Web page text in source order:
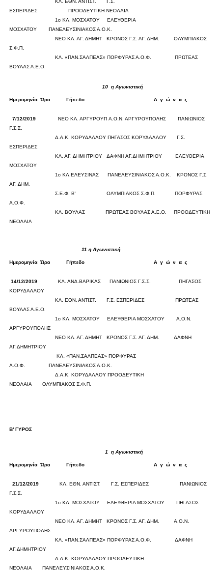
ΚΛ. ΕΘΝ. ΑΝΤΙΣΤ.
Γ.Σ.
ΕΣΠΕΡΙΔΕΣ
ΠΡΟΟΔΕΥΤΙΚΗ ΝΕΟΛΑΙΑ
1ο ΚΛ. ΜΟΣΧΑΤΟΥ
ΕΛΕΥΘΕΡΙΑ
ΜΟΣΧΑΤΟΥ
ΠΑΝΕΛΕΥΣΙΝΙΑΚΟΣ Α.Ο.Κ.
ΝΕΟ ΚΛ. ΑΓ. ΔΗΜΗΤ
ΚΡΟΝΟΣ Γ.Σ. ΑΓ. ΔΗΜ.
ΟΛΥΜΠΙΑΚΟΣ
Σ.Φ.Π.
ΚΛ. «ΠΑΝ.ΣΑΛΠΕΑΣ» ΠΟΡΦΥΡΑΣ Α.Ο.Φ.
ΠΡΩΤΕΑΣ
ΒΟΥΛΑΣ Α.Ε.Ο.
10 η Αγωνιστική
Ημερομηνία Ώρα Γήπεδο Α γ ώ ν α ς
7/12/2019
ΝΕΟ ΚΛ. ΑΡΓΥΡΟΥΠ Α.Ο.Ν. ΑΡΓΥΡΟΥΠΟΛΗΣ
ΠΑΝΙΩΝΙΟΣ
Γ.Σ.Σ.
Δ.Α.Κ. ΚΟΡΥΔΑΛΛΟΥ ΠΗΓΑΣΟΣ ΚΟΡΥΔΑΛΛΟΥ
Γ.Σ.
ΕΣΠΕΡΙΔΕΣ
ΚΛ. ΑΓ. ΔΗΜΗΤΡΙΟΥ
ΔΑΦΝΗ ΑΓ.ΔΗΜΗΤΡΙΟΥ
ΕΛΕΥΘΕΡΙΑ
ΜΟΣΧΑΤΟΥ
1ο ΚΛ.ΕΛΕΥΣΙΝΑΣ
ΠΑΝΕΛΕΥΣΙΝΙΑΚΟΣ Α.Ο.Κ.
ΚΡΟΝΟΣ Γ.Σ.
ΑΓ. ΔΗΜ.
Σ.Ε.Φ. Β'
ΟΛΥΜΠΙΑΚΟΣ Σ.Φ.Π.
ΠΟΡΦΥΡΑΣ
Α.Ο.Φ.
ΚΛ. ΒΟΥΛΑΣ
ΠΡΩΤΕΑΣ ΒΟΥΛΑΣ Α.Ε.Ο.
ΠΡΟΟΔΕΥΤΙΚΗ
ΝΕΟΛΑΙΑ
11 η Αγωνιστική
Ημερομηνία Ώρα Γήπεδο Α γ ώ ν α ς
14/12/2019
ΚΛ. ΑΝΔ.ΒΑΡΙΚΑΣ ΠΑΝΙΩΝΙΟΣ Γ.Σ.Σ.
ΠΗΓΑΣΟΣ
ΚΟΡΥΔΑΛΛΟΥ
ΚΛ. ΕΘΝ. ΑΝΤΙΣΤ.
Γ.Σ. ΕΣΠΕΡΙΔΕΣ
ΠΡΩΤΕΑΣ
ΒΟΥΛΑΣ Α.Ε.Ο.
1ο ΚΛ. ΜΟΣΧΑΤΟΥ
ΕΛΕΥΘΕΡΙΑ ΜΟΣΧΑΤΟΥ
Α.Ο.Ν.
ΑΡΓΥΡΟΥΠΟΛΗΣ
ΝΕΟ ΚΛ. ΑΓ. ΔΗΜΗΤ
ΚΡΟΝΟΣ Γ.Σ. ΑΓ. ΔΗΜ.
ΔΑΦΝΗ
ΑΓ.ΔΗΜΗΤΡΙΟΥ
ΚΛ. «ΠΑΝ.ΣΑΛΠΕΑΣ» ΠΟΡΦΥΡΑΣ
Α.Ο.Φ.
ΠΑΝΕΛΕΥΣΙΝΙΑΚΟΣ Α.Ο.Κ.
Δ.Α.Κ. ΚΟΡΥΔΑΛΛΟΥ ΠΡΟΟΔΕΥΤΙΚΗ
ΝΕΟΛΑΙΑ
ΟΛΥΜΠΙΑΚΟΣ Σ.Φ.Π.
Β’ ΓΥΡΟΣ
1 η Αγωνιστική
Ημερομηνία Ώρα Γήπεδο Α γ ώ ν α ς
21/12/2019
ΚΛ. ΕΘΝ. ΑΝΤΙΣΤ. Γ.Σ. ΕΣΠΕΡΙΔΕΣ
ΠΑΝΙΩΝΙΟΣ
Γ.Σ.Σ.
1ο ΚΛ. ΜΟΣΧΑΤΟΥ
ΕΛΕΥΘΕΡΙΑ ΜΟΣΧΑΤΟΥ
ΠΗΓΑΣΟΣ
ΚΟΡΥΔΑΛΛΟΥ
ΝΕΟ ΚΛ. ΑΓ. ΔΗΜΗΤ
ΚΡΟΝΟΣ Γ.Σ. ΑΓ. ΔΗΜ.
Α.Ο.Ν.
ΑΡΓΥΡΟΥΠΟΛΗΣ
ΚΛ. «ΠΑΝ.ΣΑΛΠΕΑΣ» ΠΟΡΦΥΡΑΣ Α.Ο.Φ.
ΔΑΦΝΗ
ΑΓ.ΔΗΜΗΤΡΙΟΥ
Δ.Α.Κ. ΚΟΡΥΔΑΛΛΟΥ ΠΡΟΟΔΕΥΤΙΚΗ
ΝΕΟΛΑΙΑ
ΠΑΝΕΛΕΥΣΙΝΙΑΚΟΣ Α.Ο.Κ.